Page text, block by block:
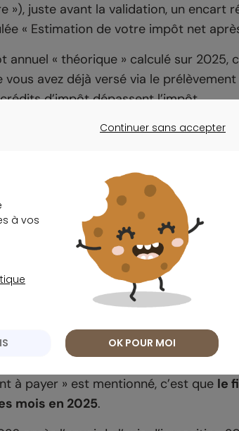
»), juste avant la validation, un encart
« Estimation de votre impôt net
annuel « théorique » calculé sur 2025,
avez déjà versé via le
d’impôt dépassent l’impôt.
à payer : les deux cas
qui sera remboursé »
si vous n’êtes pas imposable et
un foyer imposable : si le
rembourse le trop-perçu.
alors à une restitution,
restant à payer »
à payer » est mentionné, c’est que le
mois en 2025.
Continuer sans accepter
à vos
OK POUR MOI